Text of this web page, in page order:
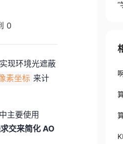
0
现环境光遮蔽
素坐标 来计
主要使用
交来简化 AO
“